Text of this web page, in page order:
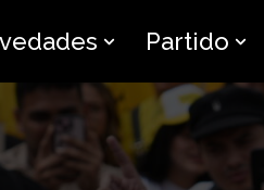
Partido